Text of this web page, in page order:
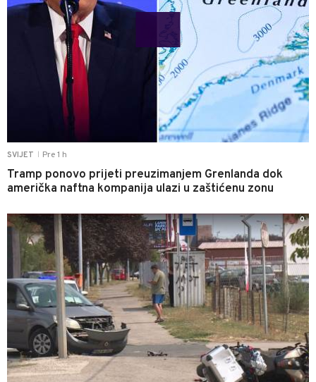
SVIJET Pre 1 h
Tramp ponovo prijeti preuzimanjem Grenlanda dok
američka naftna kompanija ulazi u zaštićenu zonu
0